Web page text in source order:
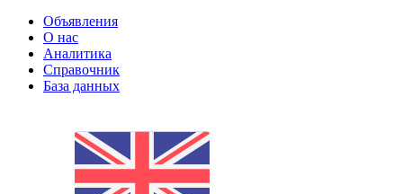
Объявления
О нас
Аналитика
Справочник
База данных